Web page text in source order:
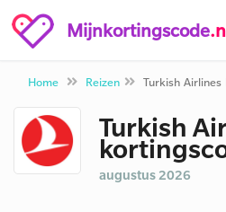
Mijnkortingscode
Home Reizen Turkish
Turkish
augustus 2026